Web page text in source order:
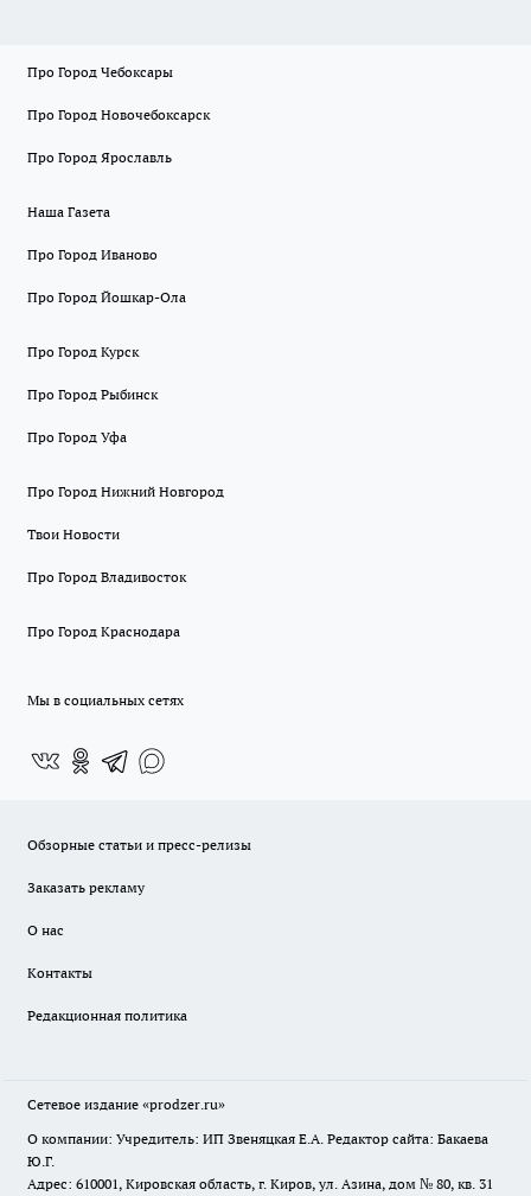
Про Город Чебоксары
Про Город Новочебоксарск
Про Город Ярославль
Наша Газета
Про Город Иваново
Про Город Йошкар-Ола
Про Город Курск
Про Город Рыбинск
Про Город Уфа
Про Город Нижний Новгород
Твои Новости
Про Город Владивосток
Про Город Краснодара
Мы в социальных сетях
Обзорные статьи и пресс-релизы
Заказать рекламу
О нас
Контакты
Редакционная политика
Сетевое издание «prodzer.ru»
О компании: Учредитель: ИП Звеняцкая Е.А. Редактор сайта: Бакаева
Ю.Г.
Адрес: 610001, Кировская область, г. Киров, ул. Азина, дом № 80, кв. 31